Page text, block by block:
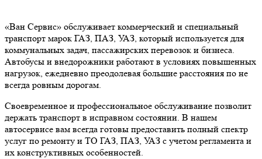
«Ван Сервис» обслуживает коммерческий и специальный
транспорт марок ГАЗ, ПАЗ, УАЗ, который используется для
коммунальных задач, пассажирских перевозок и бизнеса.
Автобусы и внедорожники работают в условиях повышенных
нагрузок, ежедневно преодолевая большие расстояния по не
всегда ровным дорогам.
Своевременное и профессиональное обслуживание позволит
держать транспорт в исправном состоянии. В нашем
автосервисе вам всегда готовы предоставить полный спектр
услуг по ремонту и ТО ГАЗ, ПАЗ, УАЗ с учетом регламента и
их конструктивных особенностей.